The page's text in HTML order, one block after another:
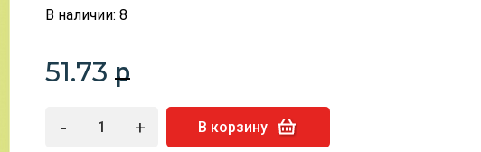
В наличии: 8
51.73 p
- + В корзину